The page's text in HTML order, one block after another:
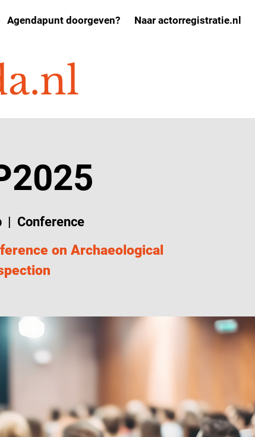
Agendapunt doorgeven? Naar actorregistratie.nl
  |
Conference
on Archaeological